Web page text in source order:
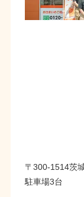
〒300-1514茨
駐車場3台